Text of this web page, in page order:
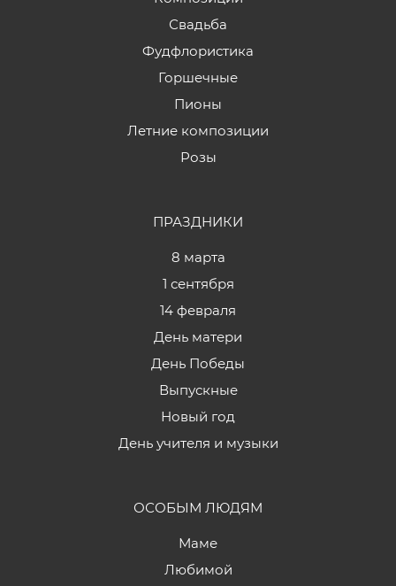
Свадьба
Фудфлористика
Горшечные
Пионы
Летние композиции
Розы
ПРАЗДНИКИ
8 марта
1 сентября
14 февраля
День матери
День Победы
Выпускные
Новый год
День учителя и музыки
ОСОБЫМ ЛЮДЯМ
Маме
Любимой